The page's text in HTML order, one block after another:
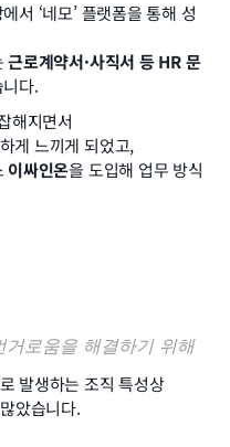
서 ‘네모’ 플랫폼을 통해 성
근로계약서·사직서 등 HR 문
다.
해지면서
게 느끼게 되었고,
이싸인온을 도입해 업무 방식
거로움을 해결하기 위해
발생하는 조직 특성상
았습니다.